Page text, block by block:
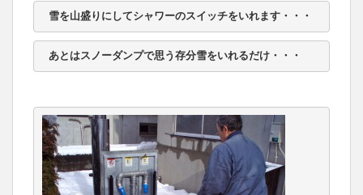
雪を山盛りにしてシャワーのスイッチをいれます・・・
あとはスノーダンプで思う存分雪をいれるだけ・・・